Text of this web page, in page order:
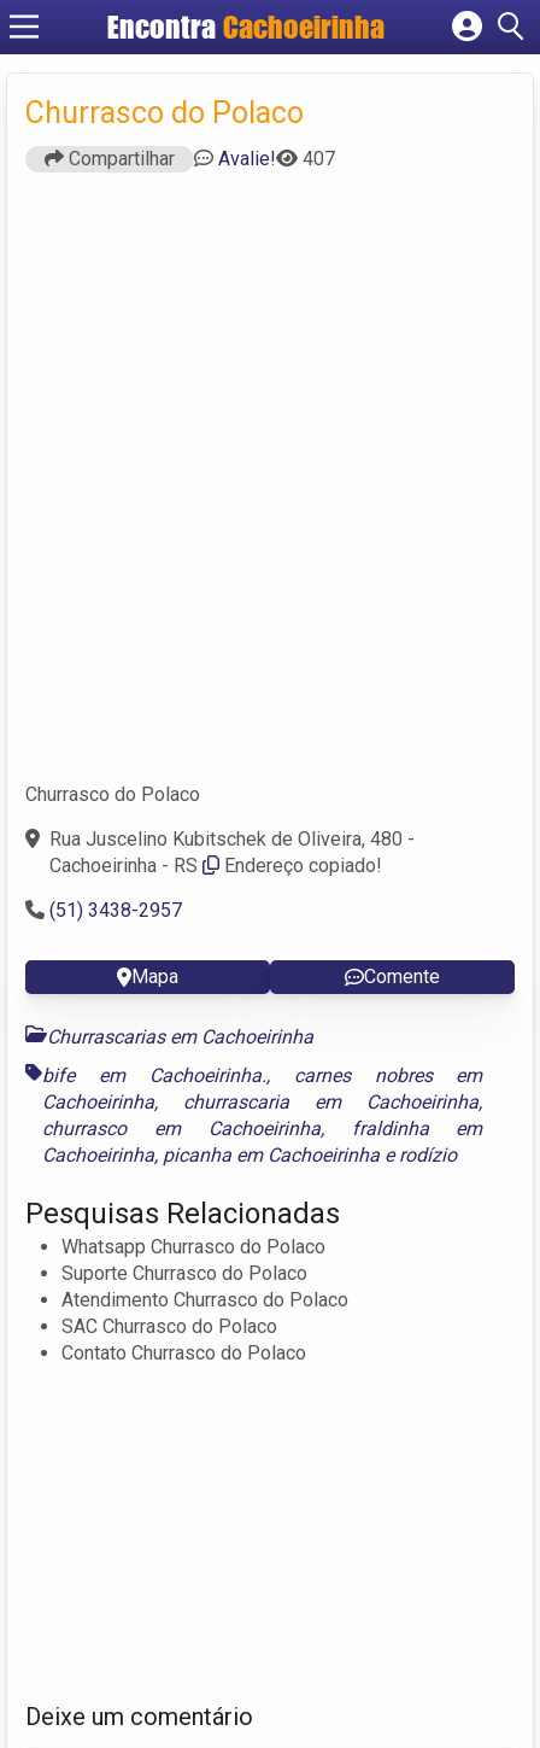
Encontra Cachoeirinha
Cadastrar empresa
Criar conta
Churrasco do Polaco
Compartilhar Avalie! 407
Churrasco do Polaco
Rua Juscelino Kubitschek de Oliveira, 480 -
Cachoeirinha - RS
Endereço copiado!
(51) 3438-2957
Mapa Comente
Churrascarias em Cachoeirinha
bife em Cachoeirinha., carnes nobres em
Cachoeirinha, churrascaria em Cachoeirinha,
churrasco em Cachoeirinha,
fraldinha em
Cachoeirinha, picanha em Cachoeirinha erodízio
Pesquisas Relacionadas
Whatsapp Churrasco do Polaco
Suporte Churrasco do Polaco
Atendimento Churrasco do Polaco
SAC Churrasco do Polaco
Contato Churrasco do Polaco
Deixe um comentário